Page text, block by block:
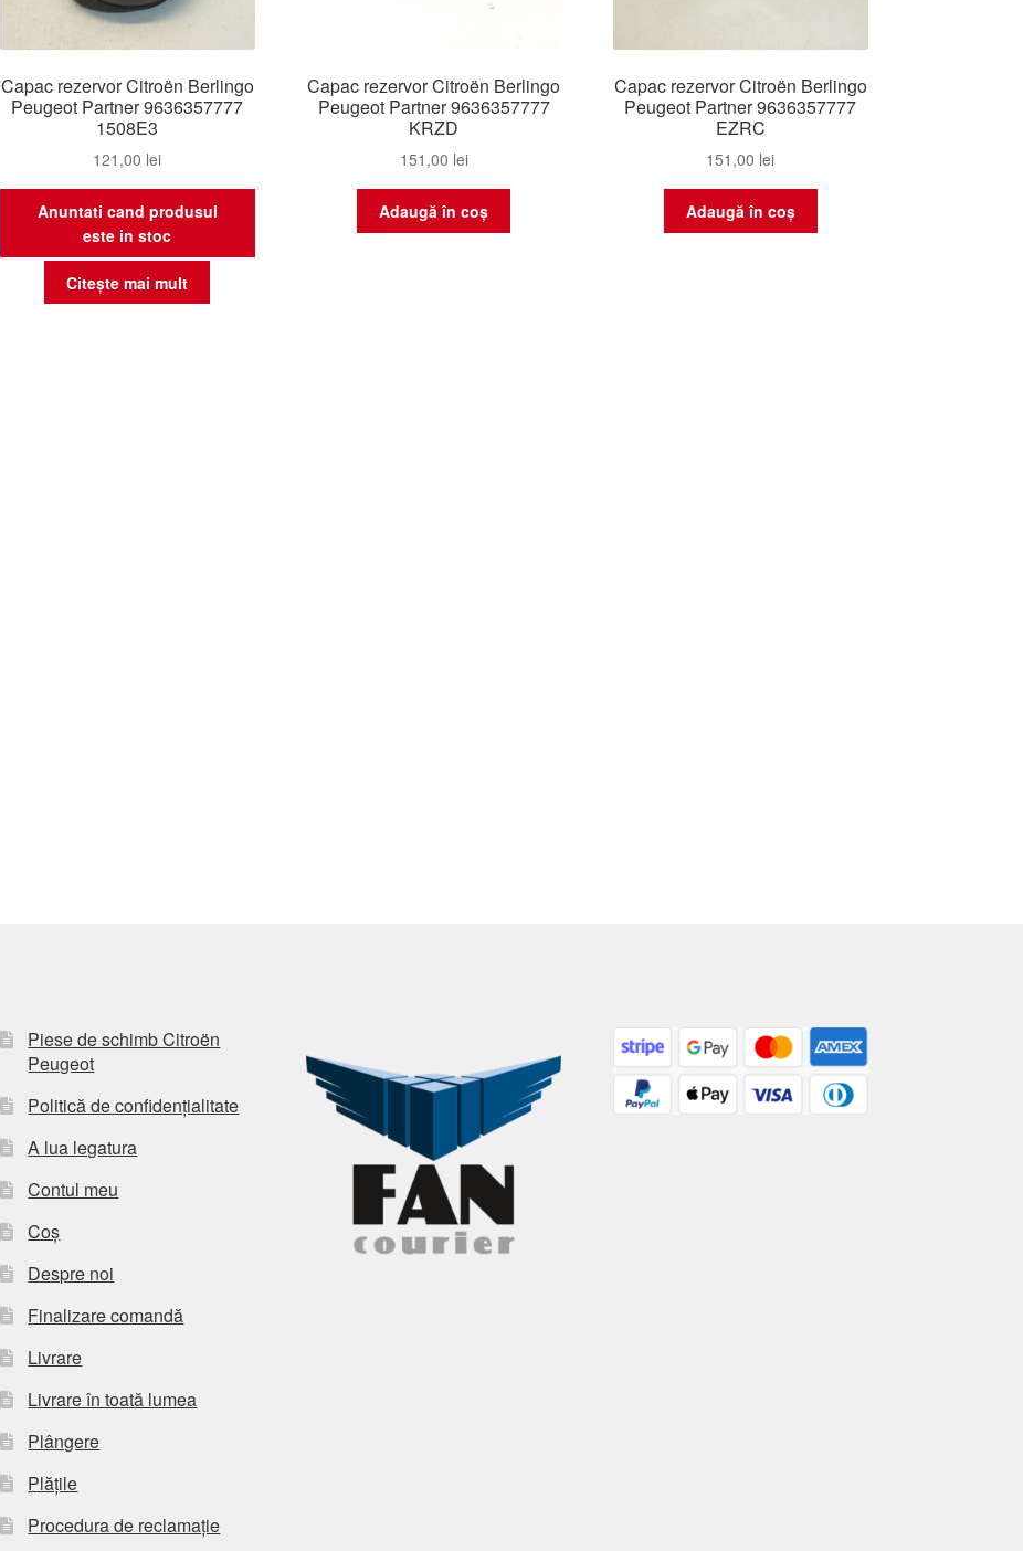
Capac rezervor Citroën Berlingo
Peugeot Partner 9636357777
1508E3
121,00 lei
Anuntati cand produsul
este in stoc
Citește mai mult
Capac rezervor Citroën Berlingo
Peugeot Partner 9636357777
KRZD
151,00 lei
Adaugă în coș
Capac rezervor Citroën Berlingo
Peugeot Partner 9636357777
EZRC
151,00 lei
Adaugă în coș
Piese de schimb Citroën
Peugeot
Politică de confidențialitate
A lua legatura
Contul meu
Coș
Despre noi
Finalizare comandă
Livrare
Livrare în toată lumea
Plângere
Plățile
Procedura de reclamație